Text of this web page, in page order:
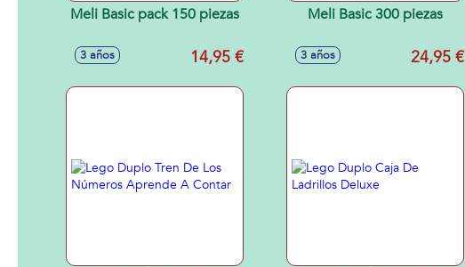
Meli Basic pack 150 piezas
3 años 14,95 €
Meli Basic 300 piezas
3 años 24,95 €